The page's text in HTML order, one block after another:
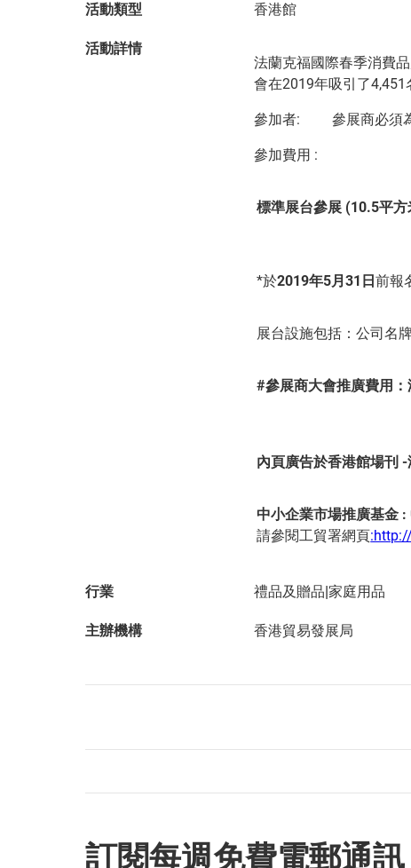
活動類型 香港館
活動詳情
法蘭克福國際春季消費
會在2019年吸引了4,451
參加者: 參展商必須為
參加費用 :
標準展台參展 (10.5平方
*於2019年5月31 日前報
展台設施包括：公司名
#參展商大會推廣費用
內頁廣告於香港館場刊 -
中小企業市場推廣基金 :
請參閱工貿署網頁
行業 禮品及贈品|家庭用品
主辦機構 香港貿易發展局
訂閱每週免費電郵通訊